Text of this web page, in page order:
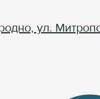
ул.